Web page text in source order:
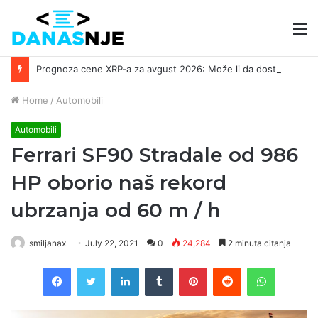
Home / Automobili
Automobili
Ferrari SF90 Stradale od 986
HP oborio naš rekord
ubrzanja od 60 m / h
smiljanax July 22, 2021 0 24,284 2 minuta citanja
FacebookTwitter LinkedInTumblr PinterestReddit